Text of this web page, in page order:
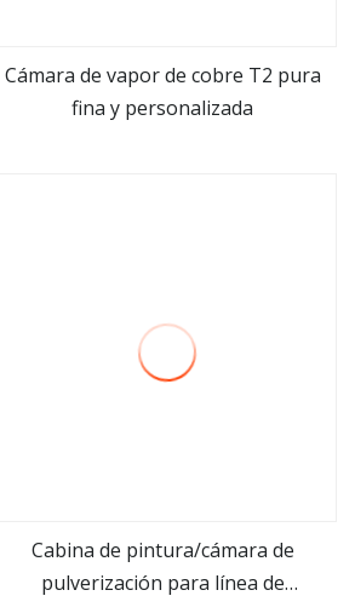
ver más
Cámara de vapor de cobre T2 pura
fina y personalizada
ver más
Cabina de pintura/cámara de
pulverización para línea de